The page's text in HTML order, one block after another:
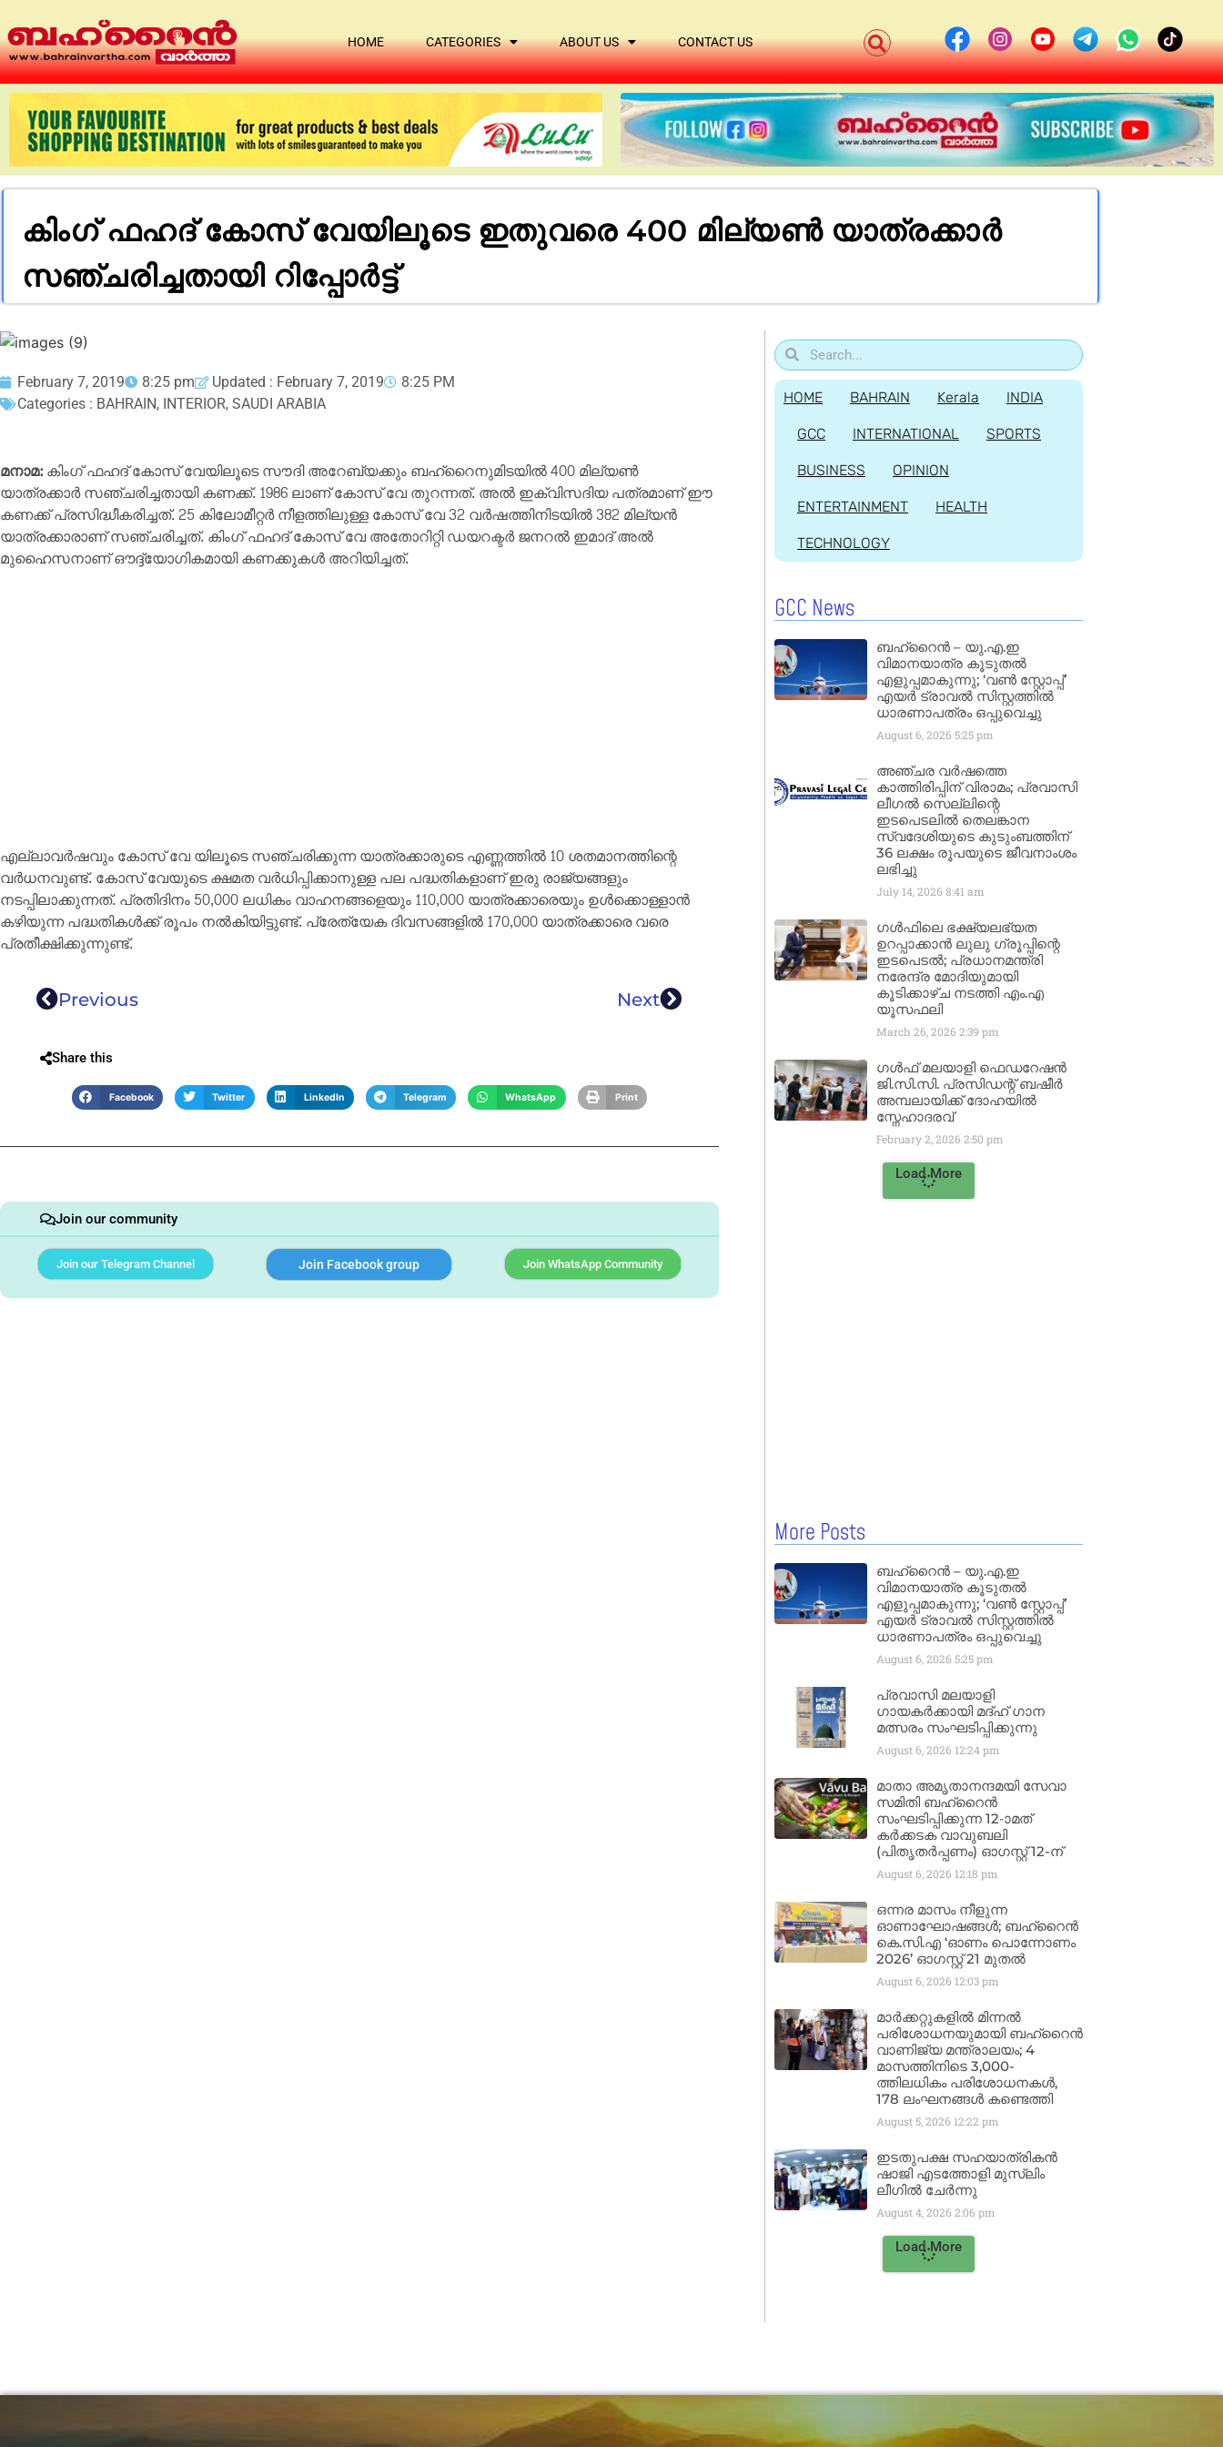
HOME CATEGORIES ABOUT US CONTACT US
കിംഗ് ഫഹദ് കോസ് വേയിലൂടെ ഇതുവരെ 400 മില്യൺ യാത്രക്കാർ
സഞ്ചരിച്ചതായി റിപ്പോർട്ട്
February 7, 2019 8:25 pm Updated : February 7, 2019
8:25 PM
Categories : BAHRAIN, INTERIOR, SAUDI ARABIA
മനാമ:കിംഗ് ഫഹദ് കോസ് വേയിലൂടെ സൗദി അറേബ്യക്കും ബഹ്റൈനുമിടയിൽ 400 മില്യൺ
യാത്രക്കാർ സഞ്ചരിച്ചതായി കണക്ക്. 1986 ലാണ് കോസ് വേ തുറന്നത്. അൽ ഇക്വിസദിയ പത്രമാണ് ഈ
കണക്ക് പ്രസിദ്ധീകരിച്ചത്. 25 കിലോമീറ്റർ നീളത്തിലുള്ള കോസ് വേ 32 വർഷത്തിനിടയിൽ 382 മില്യൻ
യാത്രക്കാരാണ് സഞ്ചരിച്ചത്. കിംഗ് ഫഹദ് കോസ് വേ അതോറിറ്റി ഡയറക്ടർ ജനറൽ ഇമാദ് അൽ
മുഹൈസനാണ് ഔദ്ദ്യോഗികമായി കണക്കുകൾ അറിയിച്ചത്.
എല്ലാവർഷവും കോസ് വേ യിലൂടെ സഞ്ചരിക്കുന്ന യാത്രക്കാരുടെ എണ്ണത്തിൽ 10 ശതമാനത്തിന്റെ
വർധനവുണ്ട്. കോസ് വേയുടെ ക്ഷമത വർധിപ്പിക്കാനുള്ള പല പദ്ധതികളാണ് ഇരു രാജ്യങ്ങളും
നടപ്പിലാക്കുന്നത്. പ്രതിദിനം 50,000 ലധികം വാഹനങ്ങളെയും 110,000 യാത്രക്കാരെയും ഉൾക്കൊള്ളാൻ
കഴിയുന്ന പദ്ധതികൾക്ക് രൂപം നൽകിയിട്ടുണ്ട്. പ്രേത്യേക ദിവസങ്ങളിൽ 170,000 യാത്രക്കാരെ വരെ
പ്രതീക്ഷിക്കുന്നുണ്ട്.
Previous Next
Share this
Facebook Twitter LinkedIn Telegram WhatsApp Print
Join our community
Join our Telegram Channel Join Facebook group Join WhatsApp Community
HOME BAHRAIN Kerala INDIA
GCC INTERNATIONAL SPORTS
BUSINESS OPINION
ENTERTAINMENT HEALTH
TECHNOLOGY
GCC News
ബഹ്‌റൈൻ – യു.എ.ഇ
വിമാനയാത്ര കൂടുതൽ
എളുപ്പമാകുന്നു; ‘വൺ സ്റ്റോപ്പ്’
എയർ ട്രാവൽ സിസ്റ്റത്തിൽ
ധാരണാപത്രം ഒപ്പുവെച്ചു
August 6, 2026 5:25 pm
അഞ്ചര വർഷത്തെ
കാത്തിരിപ്പിന് വിരാമം; പ്രവാസി
ലീഗൽ സെല്ലിന്റെ
ഇടപെടലിൽ തെലങ്കാന
സ്വദേശിയുടെ കുടുംബത്തിന്
36 ലക്ഷം രൂപയുടെ ജീവനാംശം
ലഭിച്ചു
July 14, 2026 8:41 am
ഗൾഫിലെ ഭക്ഷ്യലഭ്യത
ഉറപ്പാക്കാൻ ലുലു ഗ്രൂപ്പിന്റെ
ഇടപെടൽ; പ്രധാനമന്ത്രി
നരേന്ദ്ര മോദിയുമായി
കൂടിക്കാഴ്ച നടത്തി എം.എ
യൂസഫലി
March 26, 2026 2:39 pm
ഗൾഫ് മലയാളി ഫെഡറേഷൻ
ജി.സി.സി. പ്രസിഡന്റ് ബഷീർ
അമ്പലായിക്ക് ദോഹയിൽ
സ്നേഹാദരവ്
February 2, 2026 2:50 pm
Load More
More Posts
ബഹ്‌റൈൻ – യു.എ.ഇ
വിമാനയാത്ര കൂടുതൽ
എളുപ്പമാകുന്നു; ‘വൺ സ്റ്റോപ്പ്’
എയർ ട്രാവൽ സിസ്റ്റത്തിൽ
ധാരണാപത്രം ഒപ്പുവെച്ചു
August 6, 2026 5:25 pm
പ്രവാസി മലയാളി
ഗായകർക്കായി മദ്ഹ് ഗാന
മത്സരം സംഘടിപ്പിക്കുന്നു
August 6, 2026 12:24 pm
മാതാ അമൃതാനന്ദമയി സേവാ
സമിതി ബഹ്‌റൈൻ
സംഘടിപ്പിക്കുന്ന 12-ാമത്
കർക്കടക വാവുബലി
(പിതൃതർപ്പണം) ഓഗസ്റ്റ് 12-ന്
August 6, 2026 12:18 pm
ഒന്നര മാസം നീളുന്ന
ഓണാഘോഷങ്ങൾ; ബഹ്‌റൈൻ
കെ.സി.എ ‘ഓണം പൊന്നോണം
2026’ ഓഗസ്റ്റ് 21 മുതൽ
August 6, 2026 12:03 pm
മാർക്കറ്റുകളിൽ മിന്നൽ
പരിശോധനയുമായി ബഹ്‌റൈൻ
വാണിജ്യ മന്ത്രാലയം; 4
മാസത്തിനിടെ 3,000-
ത്തിലധികം പരിശോധനകൾ,
178 ലംഘനങ്ങൾ കണ്ടെത്തി
August 5, 2026 12:22 pm
ഇടതുപക്ഷ സഹയാത്രികൻ
ഷാജി എടത്തോളി മുസ്‌ലിം
ലീഗിൽ ചേർന്നു
August 4, 2026 2:06 pm
Load More